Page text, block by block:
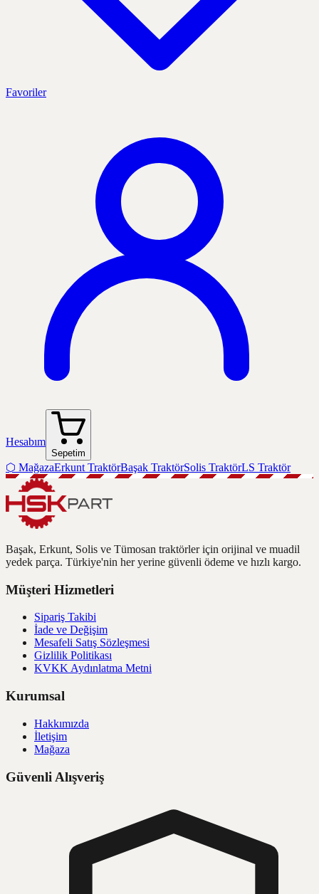
Favoriler
Hesabım
Sepetim
⬡ MağazaErkunt TraktörBaşak TraktörSolis TraktörLS Traktör
Başak, Erkunt, Solis ve Tümosan traktörler için orijinal ve muadil
yedek parça. Türkiye'nin her yerine güvenli ödeme ve hızlı kargo.
Müşteri Hizmetleri
Sipariş Takibi
İade ve Değişim
Mesafeli Satış Sözleşmesi
Gizlilik Politikası
KVKK Aydınlatma Metni
Kurumsal
Hakkımızda
İletişim
Mağaza
Güvenli Alışveriş